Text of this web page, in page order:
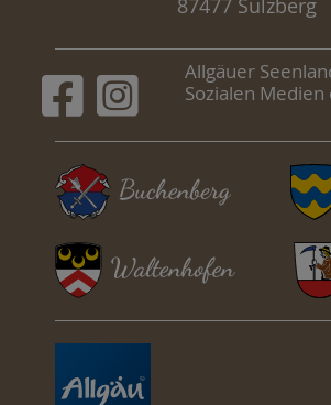
87477 Sulzberg
Allgäuer
Sozialen